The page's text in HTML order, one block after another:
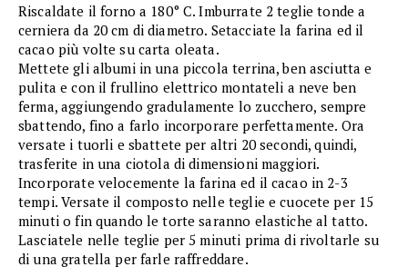
Riscaldate il forno a 180° C. Imburrate 2 teglie tonde a
cerniera da 20 cm di diametro. Setacciate la farina ed il
cacao più volte su carta oleata.
Mettete gli albumi in una piccola terrina, ben asciutta e
pulita e con il frullino elettrico montateli a neve ben
ferma, aggiungendo gradulamente lo zucchero, sempre
sbattendo, fino a farlo incorporare perfettamente. Ora
versate i tuorli e sbattete per altri 20 secondi, quindi,
trasferite in una ciotola di dimensioni maggiori.
Incorporate velocemente la farina ed il cacao in 2-3
tempi. Versate il composto nelle teglie e cuocete per 15
minuti o fin quando le torte saranno elastiche al tatto.
Lasciatele nelle teglie per 5 minuti prima di rivoltarle su
di una gratella per farle raffreddare.